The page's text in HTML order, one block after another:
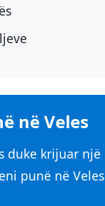
në Veles
duke krijuar
punë në